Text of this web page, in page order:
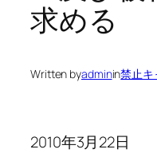
求める
Written byadminin禁止キ
2010年3月22日